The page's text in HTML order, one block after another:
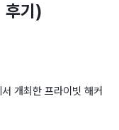
후기)
개최한 프라이빗 해커